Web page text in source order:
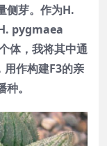
侧芽。作为H.
pygmaea
体，我将其中通
作构建F3的亲
。